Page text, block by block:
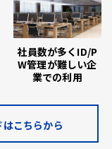
社員数が多くID/P
W管理が難しい企
業での利用
こちらから